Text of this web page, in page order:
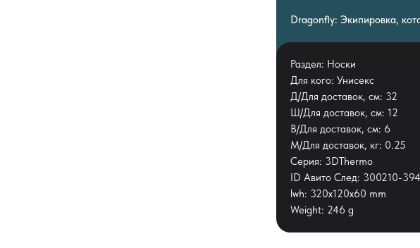
Dragonfly: Экипировка,
Раздел: Носки
Для кого: Унисекс
Д/Для доставок, см: 32
Ш/Для доставок, см: 12
В/Для доставок, см: 6
М/Для доставок, кг: 0.25
Серия: 3DThermo
ID Авито След: 300210-
lwh: 320x120x60 mm
Weight: 246 g